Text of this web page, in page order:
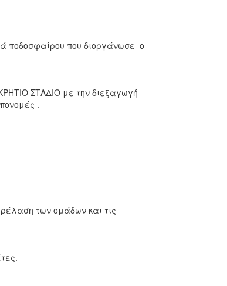
ποδοσφαίρου που διοργάνωσε ο
ΣΤΑΔΙΟ με την διεξαγωγή
.
των ομάδων και τις